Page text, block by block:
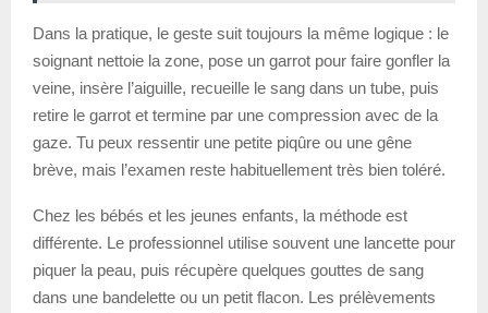
Dans la pratique, le geste suit toujours la même logique : le
soignant nettoie la zone, pose un garrot pour faire gonfler la
veine, insère l’aiguille, recueille le sang dans un tube, puis
retire le garrot et termine par une compression avec de la
gaze. Tu peux ressentir une petite piqûre ou une gêne
brève, mais l’examen reste habituellement très bien toléré.
Chez les bébés et les jeunes enfants, la méthode est
différente. Le professionnel utilise souvent une lancette pour
piquer la peau, puis récupère quelques gouttes de sang
dans une bandelette ou un petit flacon. Les prélèvements